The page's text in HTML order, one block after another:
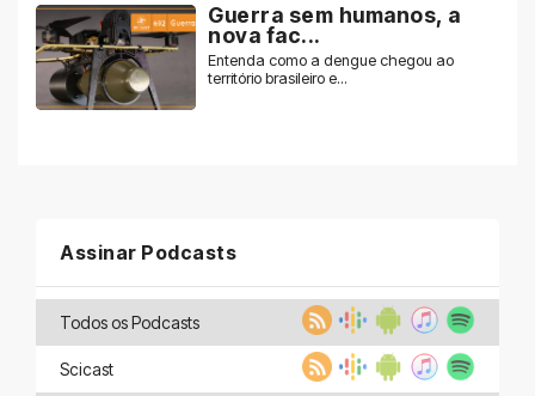
Guerra sem humanos, a
nova fac...
Entenda como a dengue chegou ao
território brasileiro e...
Assinar Podcasts
Todos os Podcasts
Scicast